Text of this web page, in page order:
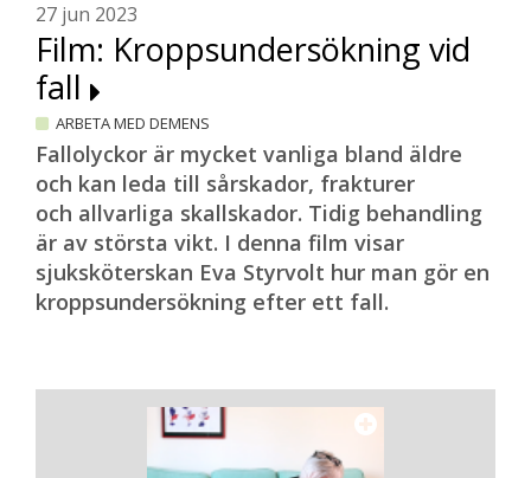
27 jun 2023
Film: Kroppsundersökning vid
fall
ARBETA MED DEMENS
Fallolyckor är mycket vanliga bland äldre
och kan leda till sårskador, frakturer
och allvarliga skallskador. Tidig behandling
är av största vikt. I denna film visar
sjuksköterskan Eva Styrvolt hur man gör en
kroppsundersökning efter ett fall.